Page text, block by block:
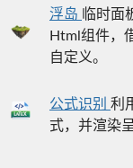
浮岛
临时面
Html组件，
自定义。
公式识别 利
式，并渲染呈